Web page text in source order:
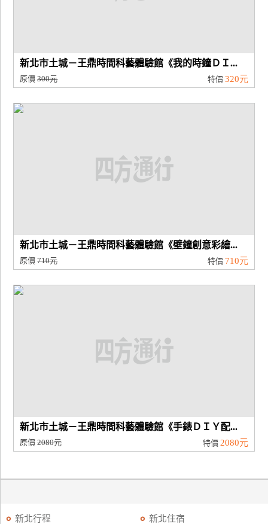
新北市土城－王鼎時間科藝體驗館《我的時鐘ＤＩ...
原價300元 特價 320元
新北市土城－王鼎時間科藝體驗館《壁鐘創意彩繪...
原價710元 特價 710元
新北市土城－王鼎時間科藝體驗館《手錶ＤＩＹ配...
原價2080元 特價 2080元
新北行程 新北住宿